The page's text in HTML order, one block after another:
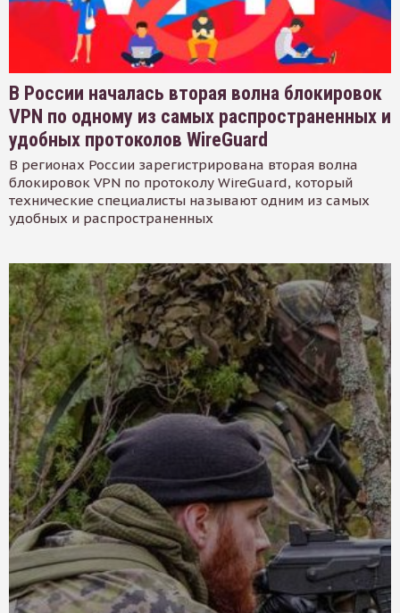
В России началась вторая волна блокировок
VPN по одному из самых распространенных и
удобных протоколов WireGuard
В регионах России зарегистрирована вторая волна
блокировок VPN по протоколу WireGuard, который
технические специалисты называют одним из самых
удобных и распространенных